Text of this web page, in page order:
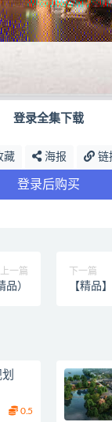
登录全集下载
藏 海报 链
登录后购买
上一篇
）
下一篇
【精品
0.5